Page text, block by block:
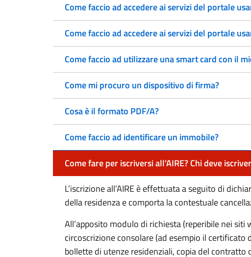
Come faccio ad accedere ai servizi del portale
Come faccio ad accedere ai servizi del portale
Come faccio ad utilizzare una smart card con il
Come mi procuro un dispositivo di firma?
Cosa è il formato PDF/A?
Come faccio ad identificare un immobile?
Come fare per iscriversi all'AIRE? Chi deve
L’iscrizione all’AIRE è effettuata a seguito di
della residenza e comporta la contestuale
All’apposito modulo di richiesta (reperibile nei
circoscrizione consolare (ad esempio il
bollette di utenze residenziali, copia del contratto